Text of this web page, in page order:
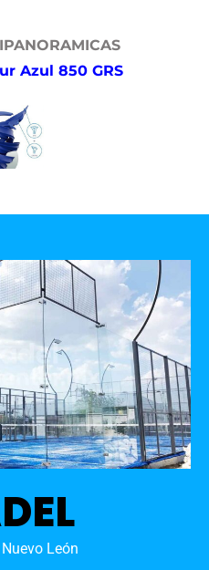
Azul 850 GRS
León